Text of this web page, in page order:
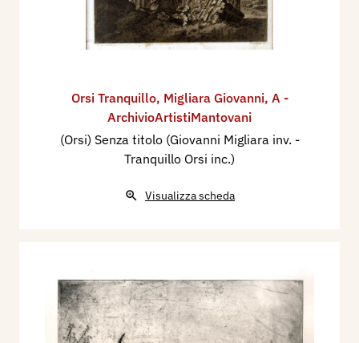
Orsi Tranquillo, Migliara Giovanni, A -
ArchivioArtistiMantovani
(Orsi) Senza titolo (Giovanni Migliara inv. -
Tranquillo Orsi inc.)
Visualizza scheda